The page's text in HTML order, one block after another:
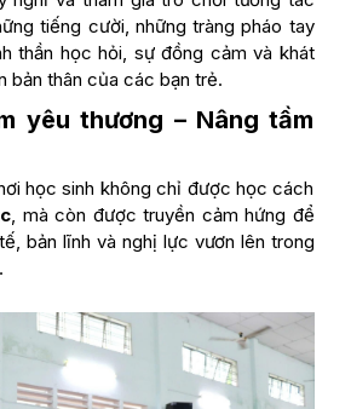
tiếng cười, những tràng pháo tay
thần học hỏi, sự đồng cảm và khát
bản thân của các bạn trẻ.
yêu thương – Nâng tầm
học sinh không chỉ được học cách
, mà còn được truyền cảm hứng để
bản lĩnh và nghị lực vươn lên trong